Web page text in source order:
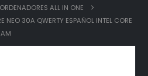
ORDENADORES ALL IN ONE
NEO 30A QWERTY ESPAÑOL INTEL CORE